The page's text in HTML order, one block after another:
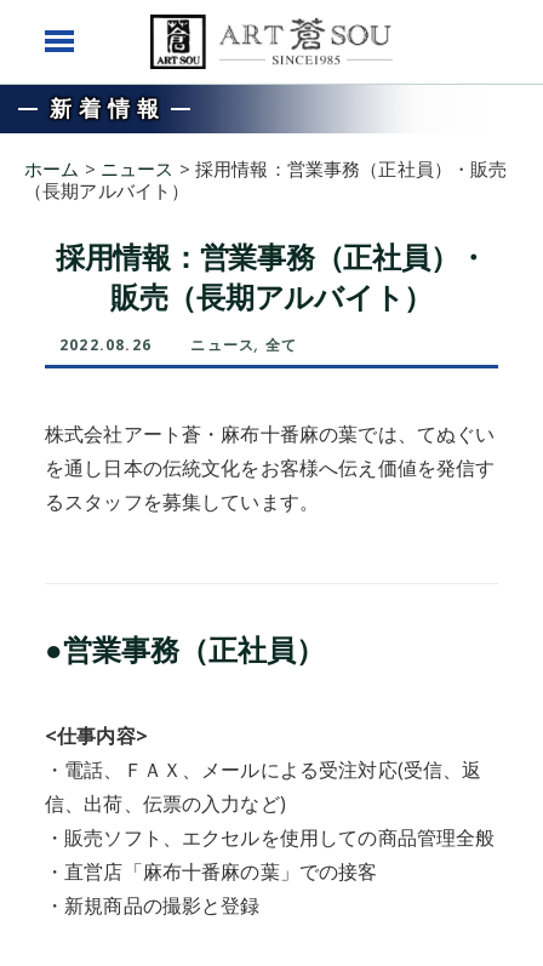
新着情報
ホーム > ニュース > 採用情報：営業事務（正社員）・販売
（長期アルバイト）
採用情報：営業事務（正社員）・
販売（長期アルバイト）
2022.08.26 ニュース, 全て
株式会社アート蒼・麻布十番麻の葉では、てぬぐい
を通し日本の伝統文化をお客様へ伝え価値を発信す
るスタッフを募集しています。
●営業事務（正社員）
<仕事内容>
・電話、ＦＡＸ、メールによる受注対応(受信、返
信、出荷、伝票の入力など)
・販売ソフト、エクセルを使用しての商品管理全般
・直営店「麻布十番麻の葉」での接客
・新規商品の撮影と登録